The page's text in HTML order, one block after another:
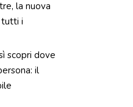
la nuova
tutti i
scopri dove
il